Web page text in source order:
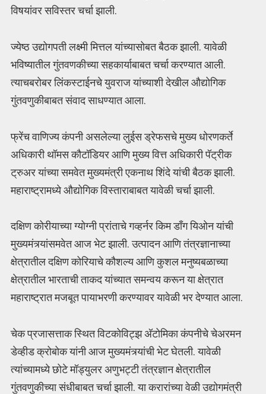
विषयांवर सविस्तर चर्चा झाली.
ज्येष्ठ उद्योगपती लक्ष्मी मित्तल यांच्यासोबत बैठक झाली. यावेळी
भविष्यातील गुंतवणकीच्या सहकार्याबाबत चर्चा करण्यात आली.
त्याचबरोबर लिंकस्टाईनचे युवराज यांच्याशी देखील औद्योगिक
गुंतवणुकीबाबत संवाद साधण्यात आला.
फ्रेंच वाणिज्य कंपनी असलेल्या लुईस ड्रेफसचे मुख्य धोरणकर्ते
अधिकारी थॉमस कौटॉडियर आणि मुख्य वित्त अधिकारी पॅट्रीक
ट्रुअर यांच्या समवेत मुख्यमंत्री एकनाथ शिंदे यांची बैठक झाली.
महाराष्ट्रामध्ये औद्योगिक विस्ताराबाबत यावेळी चर्चा झाली.
दक्षिण कोरीयाच्या ग्योग्नी प्रांताचे गव्हर्नर किम डाँग यिओन यांची
मुख्यमंत्र्यांसमवेत आज भेट झाली. उत्पादन आणि तंत्रज्ञानाच्या
क्षेत्रातील दक्षिण कोरियाचे कौशल्य आणि कुशल मनुष्यबळाच्या
क्षेत्रातील भारताची ताकद यांच्यात समन्वय करून या क्षेत्रात
महाराष्ट्रात मजबूत पायाभरणी करण्यावर यावेळी भर देण्यात आला.
चेक प्रजासत्ताक स्थित विटकोविट्झ अ‍ॅटोमिका कंपनीचे चेअरमन
डेव्हीड क्रोबोक यांनी आज मुख्यमंत्र्यांची भेट घेतली. यावेळी
त्यांच्यामध्ये छोटे मॉड्युलर अणुभट्टी तंत्रज्ञान क्षेत्रातील
गुंतवणुकीच्या संधीबाबत चर्चा झाली. या करारांच्या वेळी उद्योगमंत्री